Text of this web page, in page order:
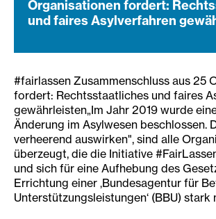
Organisationen fordert:
und faires Asylverfahren
#fairlassen Zusammenschluss aus 25
fordert: Rechtsstaatliches und faires
gewährleisten„Im Jahr 2019 wurde
Änderung im Asylwesen beschlossen.
verheerend auswirken", sind alle
überzeugt, die die Initiative
und sich für eine Aufhebung des
Errichtung einer ‚Bundesagentur für
Unterstützungsleistungen‘ (BBU) stark